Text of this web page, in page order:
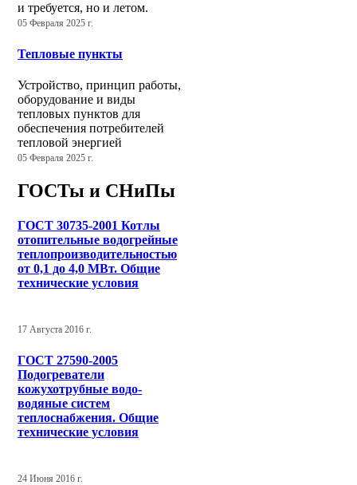
и требуется, но и летом.
05 Февраля 2025 г.
Тепловые пункты
Устройство, принцип работы,
оборудование и виды
тепловых пунктов для
обеспечения потребителей
тепловой энергией
05 Февраля 2025 г.
ГОСТы и СНиПы
ГОСТ 30735-2001 Котлы
отопительные водогрейные
теплопроизводительностью
от 0,1 до 4,0 МВт. Общие
технические условия
17 Августа 2016 г.
ГОСТ 27590-2005
Подогреватели
кожухотрубные водо-
водяные систем
теплоснабжения. Общие
технические условия
24 Июня 2016 г.